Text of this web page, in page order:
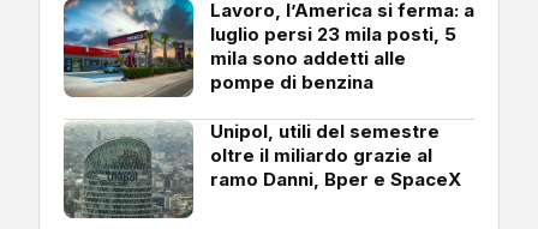
Lavoro, l’America si ferma: a
luglio persi 23 mila posti, 5
mila sono addetti alle
pompe di benzina
Unipol, utili del semestre
oltre il miliardo grazie al
ramo Danni, Bper e SpaceX